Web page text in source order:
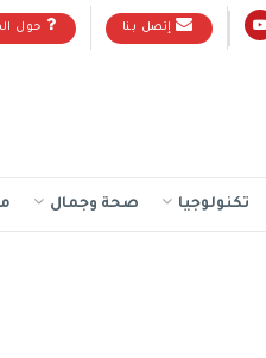
إتصل بنا حول
تكنولوجيا صحة وجمال